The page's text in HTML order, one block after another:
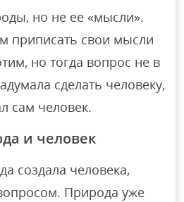
но не ее «мысли».
приписать свои мысли
но тогда вопрос не в
сделать человеку,
сам человек.
и человек
создала человека,
Природа уже